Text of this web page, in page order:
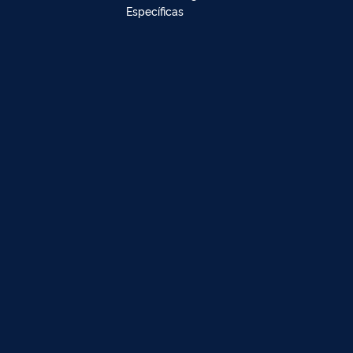
Específicas